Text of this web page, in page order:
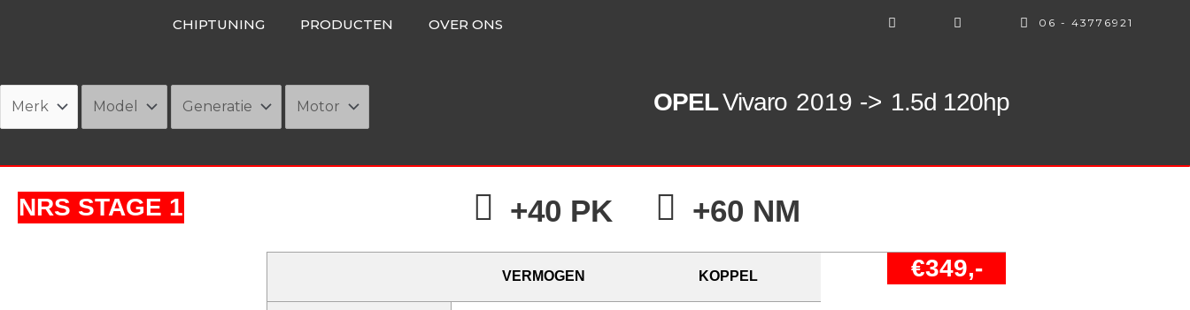
CHIPTUNING PRODUCTEN OVER ONS 06 - 43776921
OPELVivaro 2019 -> 1.5d 120hp
NRS STAGE 1 +40 PK +60 NM
VERMOGEN KOPPEL €349,-